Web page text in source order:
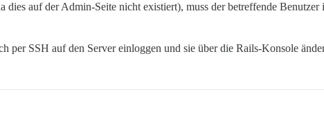
dies auf der Admin-Seite nicht existiert), muss der betreffende
per SSH auf den Server einloggen und sie über die Rails-Konsole